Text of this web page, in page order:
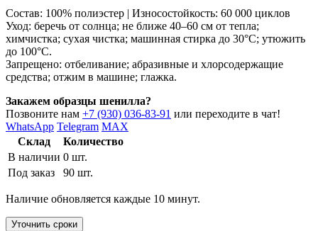
Состав: 100% полиэстер | Износостойкость: 60 000 циклов
Уход: беречь от солнца; не ближе 40–60 см от тепла;
химчистка; сухая чистка; машинная стирка до 30°C; утюжить
до 100°C.
Запрещено: отбеливание; абразивные и хлорсодержащие
средства; отжим в машине; глажка.
Закажем образцы шенилла?
Позвоните нам +7 (930) 036-83-91 или переходите в чат!
WhatsApp Telegram MAX
Склад
Количество
В наличии 0 шт.
Под заказ
90 шт.
Наличие обновляется каждые 10 минут.
Уточнить сроки